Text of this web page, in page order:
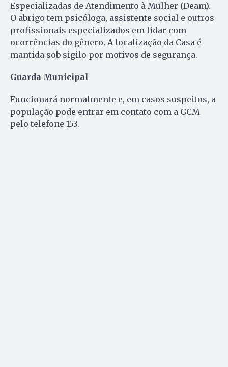
Especializadas de Atendimento à Mulher (Deam).
O abrigo tem psicóloga, assistente social e outros
profissionais especializados em lidar com
ocorrências do gênero. A localização da Casa é
mantida sob sigilo por motivos de segurança.
Guarda Municipal
Funcionará normalmente e, em casos suspeitos, a
população pode entrar em contato com a GCM
pelo telefone 153.